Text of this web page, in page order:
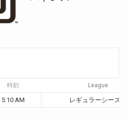
時刻 League
5:10 AM レギュラーシーズン